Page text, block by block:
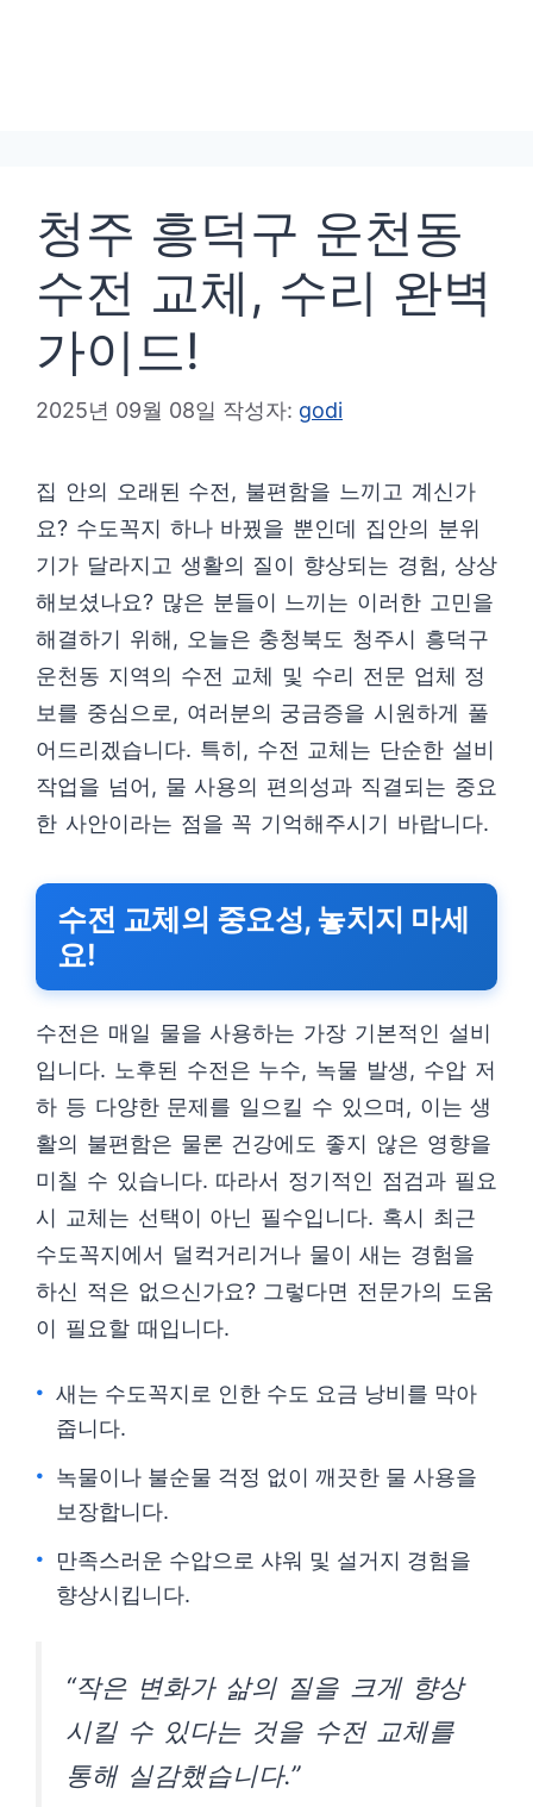
청주 흥덕구 운천동
수전 교체, 수리 완벽
가이드!
2025년 09월 08일 작성자: godi
집 안의 오래된 수전, 불편함을 느끼고 계신가
요? 수도꼭지 하나 바꿨을 뿐인데 집안의 분위
기가 달라지고 생활의 질이 향상되는 경험, 상상
해보셨나요? 많은 분들이 느끼는 이러한 고민을
해결하기 위해, 오늘은 충청북도 청주시 흥덕구
운천동 지역의 수전 교체 및 수리 전문 업체 정
보를 중심으로, 여러분의 궁금증을 시원하게 풀
어드리겠습니다. 특히, 수전 교체는 단순한 설비
작업을 넘어, 물 사용의 편의성과 직결되는 중요
한 사안이라는 점을 꼭 기억해주시기 바랍니다.
수전 교체의 중요성, 놓치지 마세
요!
수전은 매일 물을 사용하는 가장 기본적인 설비
입니다. 노후된 수전은 누수, 녹물 발생, 수압 저
하 등 다양한 문제를 일으킬 수 있으며, 이는 생
활의 불편함은 물론 건강에도 좋지 않은 영향을
미칠 수 있습니다. 따라서 정기적인 점검과 필요
시 교체는 선택이 아닌 필수입니다. 혹시 최근
수도꼭지에서 덜컥거리거나 물이 새는 경험을
하신 적은 없으신가요? 그렇다면 전문가의 도움
이 필요할 때입니다.
새는 수도꼭지로 인한 수도 요금 낭비를 막아
줍니다.
녹물이나 불순물 걱정 없이 깨끗한 물 사용을
보장합니다.
만족스러운 수압으로 샤워 및 설거지 경험을
향상시킵니다.
“작은 변화가 삶의 질을 크게 향상
시킬 수 있다는 것을 수전 교체를
통해 실감했습니다.”